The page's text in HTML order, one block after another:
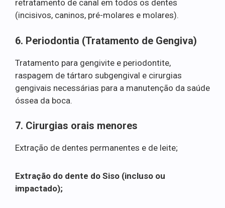
retratamento de canal em todos os dentes
(incisivos, caninos, pré-molares e molares).
6. Periodontia (Tratamento de Gengiva)
Tratamento para gengivite e periodontite,
raspagem de tártaro subgengival e cirurgias
gengivais necessárias para a manutenção da saúde
óssea da boca.
7. Cirurgias orais menores
Extração de dentes permanentes e de leite;
Extração do dente do Siso (incluso ou
impactado);